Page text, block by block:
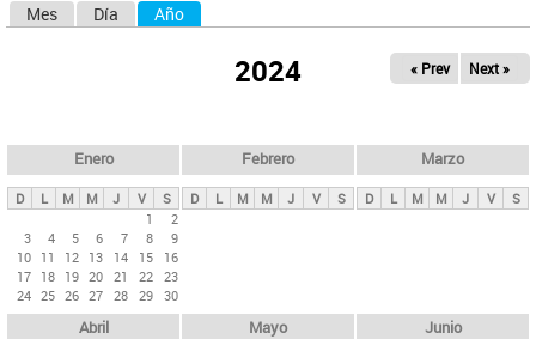
ds
p
n
Mes Día Año
2024 « Prev Next »
Enero
D L M M J V
S
1
2
3
4 5 6 7 8
9
10 11 12 13 14 15
16
17 18 19 20 21 22 23
24 25 26 27 28 29 30
Febrero
D L M M J V S
Marzo
D L M M J V S
Abril Mayo Junio